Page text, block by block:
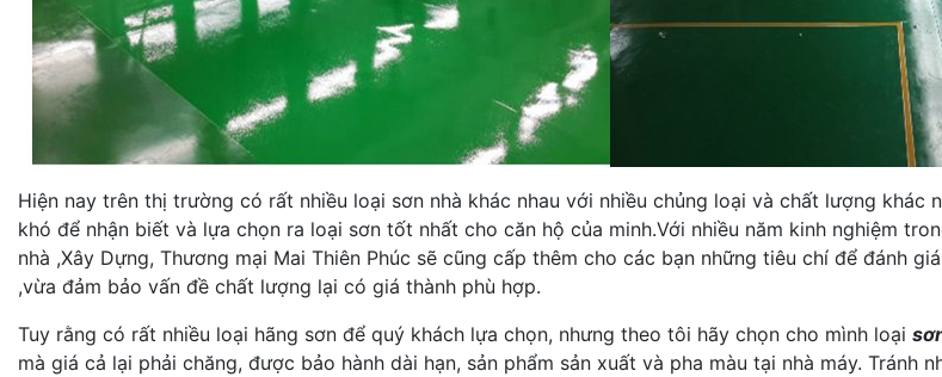
Hiện nay trên thị trường có rất nhiều loại sơn nhà khác nhau với nhiều chủng loại và chất lượng khác
khó để nhận biết và lựa chọn ra loại sơn tốt nhất cho căn hộ của minh.Với nhiều năm kinh nghiệm
nhà ,Xây Dựng, Thương mại Mai Thiên Phúc sẽ cũng cấp thêm cho các bạn những tiêu chí để đánh
,vừa đảm bảo vấn đề chất lượng lại có giá thành phù hợp.
Tuy rằng có rất nhiều loại hãng sơn để quý khách lựa chọn, nhưng theo tôi hãy chọn cho mình loại
mà giá cả lại phải chăng, được bảo hành dài hạn, sản phẩm sản xuất và pha màu tại nhà máy. Tránh